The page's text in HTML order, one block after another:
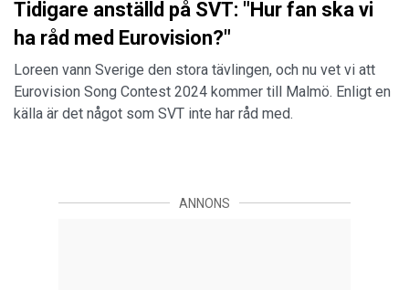
Tidigare anställd på SVT: "Hur fan ska vi
ha råd med Eurovision?"
Loreen vann Sverige den stora tävlingen, och nu vet vi att
Eurovision Song Contest 2024 kommer till Malmö. Enligt en
källa är det något som SVT inte har råd med.
ANNONS